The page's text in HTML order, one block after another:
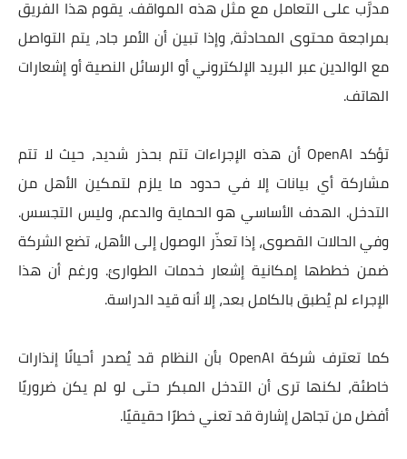
مدرَّب على التعامل مع مثل هذه المواقف. يقوم هذا الفريق
بمراجعة محتوى المحادثة، وإذا تبين أن الأمر جاد، يتم التواصل
مع الوالدين عبر البريد الإلكتروني أو الرسائل النصية أو إشعارات
الهاتف.
تؤكد OpenAI أن هذه الإجراءات تتم بحذر شديد، حيث لا تتم
مشاركة أي بيانات إلا في حدود ما يلزم لتمكين الأهل من
التدخل. الهدف الأساسي هو الحماية والدعم، وليس التجسس.
وفي الحالات القصوى، إذا تعذّر الوصول إلى الأهل، تضع الشركة
ضمن خططها إمكانية إشعار خدمات الطوارئ. ورغم أن هذا
الإجراء لم يُطبق بالكامل بعد، إلا أنه قيد الدراسة.
كما تعترف شركة OpenAI بأن النظام قد يُصدر أحيانًا إنذارات
خاطئة، لكنها ترى أن التدخل المبكر حتى لو لم يكن ضروريًا
أفضل من تجاهل إشارة قد تعني خطرًا حقيقيًا.